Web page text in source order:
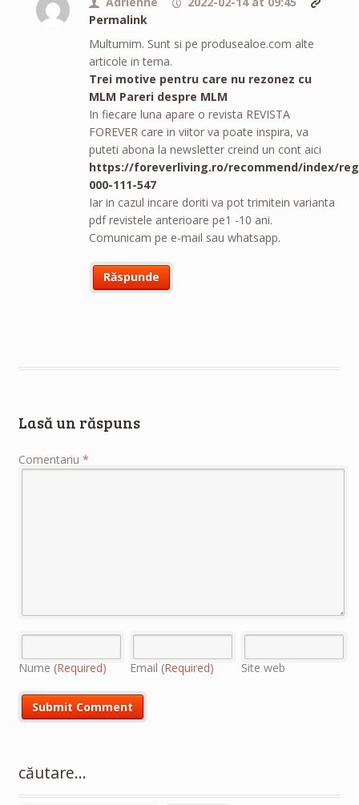
Permalink
Multumim. Sunt si pe produsealoe.com alte
articole in tema.
Trei motive pentru care nu rezonez cu
MLM Pareri despre MLM
In fiecare luna apare o revista REVISTA
FOREVER care in viitor va poate inspira, va
puteti abona la newsletter creind un cont aici
https://foreverliving.ro/recommend/index/
000-111-547
Iar in cazul incare doriti va pot trimitein varianta
pdf revistele anterioare pe1 -10 ani.
Comunicam pe e-mail sau whatsapp.
Răspunde
Lasă un răspuns
Comentariu *
Nume (Required) Email (Required) Site web
căutare…